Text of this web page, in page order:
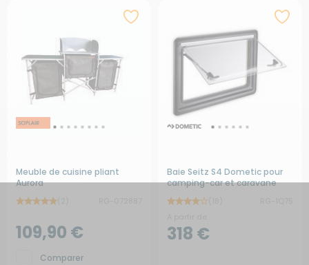
Meuble de cuisine pliant
Aurora
109,90 €
Comparer
Baie Seitz S4 Dometic pour
camping-car et caravane
318 €